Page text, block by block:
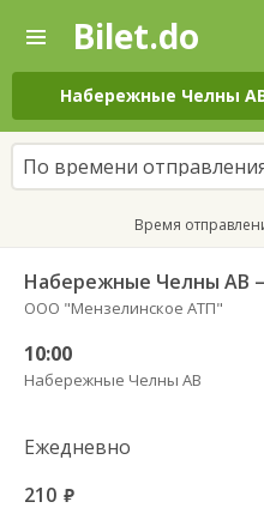
—
Поиск
и
покупка
билетов
на
автобус
онлайн
Bilet.do
Набережные Челны
По времени
Время
ООО "Мензелинское АТП"
10:00
Набережные Челны АВ
Ежедневно
210 руб.